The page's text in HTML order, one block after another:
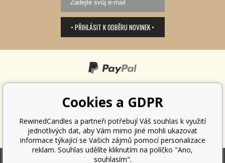
• PŘIHLÁSIT K ODBĚRU NOVINEK •
Cookies a GDPR
RewinedCandles a partneři potřebují Váš souhlas k využití
jednotlivých dat, aby Vám mimo jiné mohli ukazovat
informace týkající se Vašich zájmů pomocí personalizace
reklam. Souhlas udělíte kliknutím na políčko "Ano,
souhlasím".